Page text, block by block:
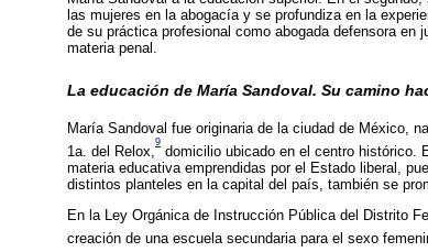
las mujeres en la abogacía y se profundiza en la
de su práctica profesional como abogada defensora
materia penal.
La educación de María Sandoval. Su camino
María Sandoval fue originaria de la ciudad de México,
1a. del Relox,
9
domicilio ubicado en el centro histórico.
materia educativa emprendidas por el Estado liberal,
distintos planteles en la capital del país, también se
En la Ley Orgánica de Instrucción Pública del Distrito
creación de una escuela secundaria para el sexo